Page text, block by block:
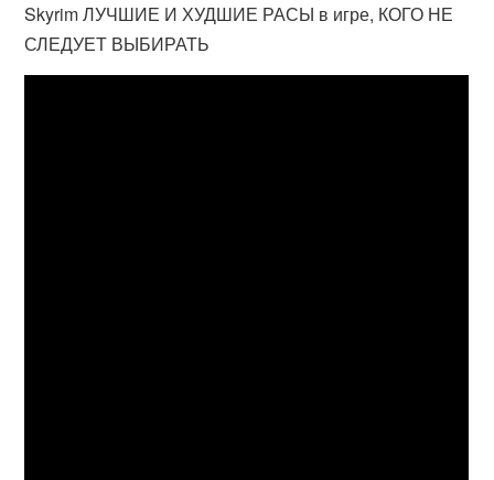
Skyrim ЛУЧШИЕ И ХУДШИЕ РАСЫ в игре, КОГО НЕ
СЛЕДУЕТ ВЫБИРАТЬ